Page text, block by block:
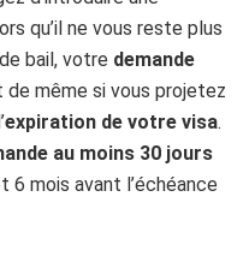
qu’il ne vous reste plus
bail, votre demande
de même si vous projetez
expiration de votre visa.
au moins 30 jours
6 mois avant l’échéance